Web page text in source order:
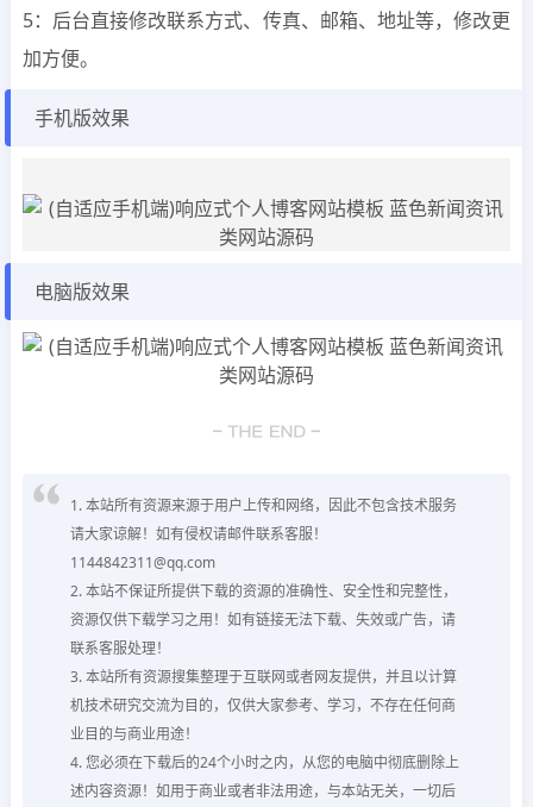
5：后台直接修改联系方式、传真、邮箱、地址等，修改更
加方便。
手机版效果
电脑版效果
1. 本站所有资源来源于用户上传和网络，因此不包含技术服务
请大家谅解！如有侵权请邮件联系客服！
1144842311@qq.com
2. 本站不保证所提供下载的资源的准确性、安全性和完整性，
资源仅供下载学习之用！如有链接无法下载、失效或广告，请
联系客服处理！
3. 本站所有资源搜集整理于互联网或者网友提供，并且以计算
机技术研究交流为目的，仅供大家参考、学习，不存在任何商
业目的与商业用途！
4. 您必须在下载后的24个小时之内，从您的电脑中彻底删除上
述内容资源！如用于商业或者非法用途，与本站无关，一切后